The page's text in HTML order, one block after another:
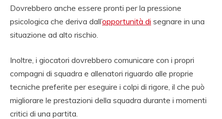
Dovrebbero anche essere pronti per la pressione
psicologica che deriva dall’opportunità di segnare in una
situazione ad alto rischio.
Inoltre, i giocatori dovrebbero comunicare con i propri
compagni di squadra e allenatori riguardo alle proprie
tecniche preferite per eseguire i colpi di rigore, il che può
migliorare le prestazioni della squadra durante i momenti
critici di una partita.